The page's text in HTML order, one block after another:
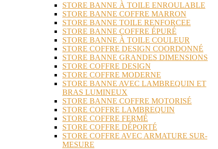
STORE BANNE À TOILE ENROULABLE
STORE BANNE COFFRE MARRON
STORE BANNE TOILE RENFORCEE
STORE BANNE COFFRE ÉPURÉ
STORE BANNE À TOILE COULEUR
STORE COFFRE DESIGN COORDONNÉ
STORE BANNE GRANDES DIMENSIONS
STORE COFFRE DESIGN
STORE COFFRE MODERNE
STORE BANNE AVEC LAMBREQUIN ET
BRAS LUMINEUX
STORE BANNE COFFRE MOTORISÉ
STORE COFFRE LAMBREQUIN
STORE COFFRE FERMÉ
STORE COFFRE DÉPORTÉ
STORE COFFRE AVEC ARMATURE SUR-
MESURE